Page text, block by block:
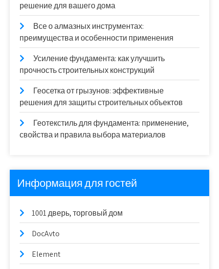
решение для вашего дома
Все о алмазных инструментах:
преимущества и особенности применения
Усиление фундамента: как улучшить
прочность строительных конструкций
Геосетка от грызунов: эффективные
решения для защиты строительных объектов
Геотекстиль для фундамента: применение,
свойства и правила выбора материалов
Информация для гостей
1001 дверь, торговый дом
DocAvto
Element